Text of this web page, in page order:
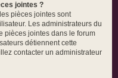
jointes ?
pièces jointes sont
Les administrateurs du
pièces jointes dans le forum
détiennent cette
contacter un administrateur